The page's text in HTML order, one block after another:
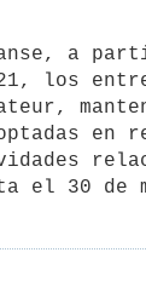
los
en